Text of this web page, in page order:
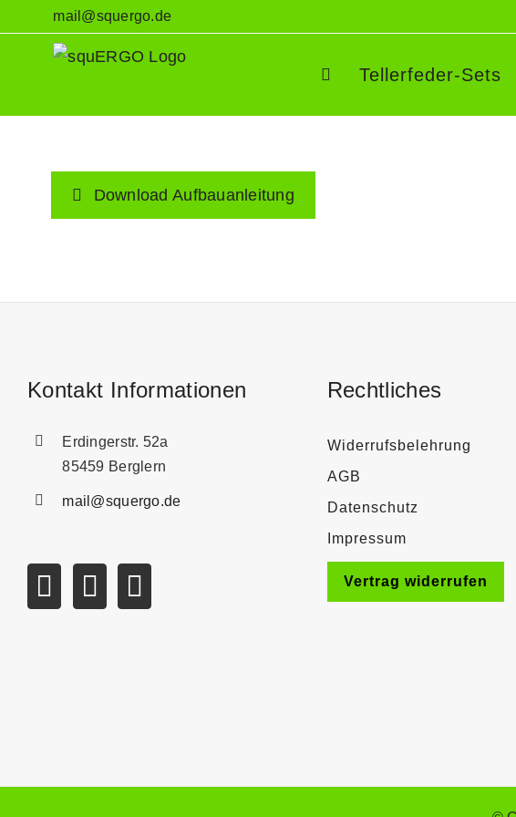
mail@squergo.de
Tellerfeder-Sets
Download Aufbauanleitung
Kontakt Informationen
Erdingerstr. 52a
85459 Berglern
mail@squergo.de
Rechtliches
Widerrufsbelehrung
AGB
Datenschutz
Impressum
Vertrag widerrufen